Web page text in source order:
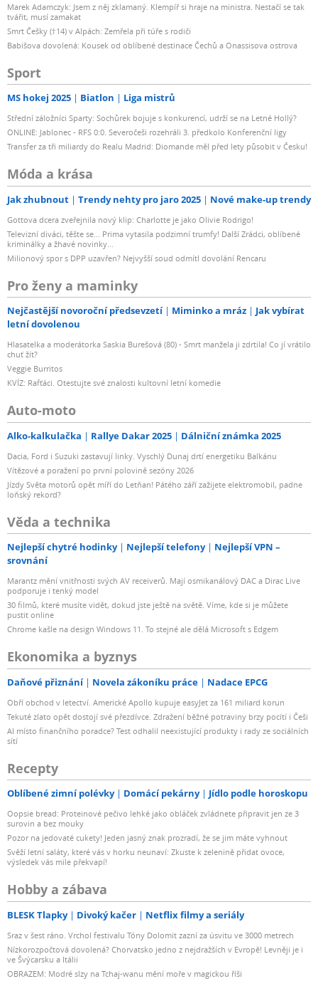
Marek Adamczyk: Jsem z něj zklamaný. Klempíř si hraje na ministra. Nestačí se tak
tvářit, musí zamakat
Smrt Češky (†14) v Alpách: Zemřela při túře s rodiči
Babišova dovolená: Kousek od oblíbené destinace Čechů a Onassisova ostrova
Sport
MS hokej 2025 Biatlon Liga mistrů
Střední záložníci Sparty: Sochůrek bojuje s konkurencí, udrží se na Letné Hollý?
ONLINE: Jablonec - RFS 0:0. Severočeši rozehráli 3. předkolo Konferenční ligy
Transfer za tři miliardy do Realu Madrid: Diomande měl před lety působit v Česku!
Móda a krása
Jak zhubnout Trendy nehty pro jaro 2025 Nové make-up trendy
Gottova dcera zveřejnila nový klip: Charlotte je jako Olivie Rodrigo!
Televizní diváci, těšte se... Prima vytasila podzimní trumfy! Další Zrádci, oblíbené
kriminálky a žhavé novinky...
Milionový spor s DPP uzavřen? Nejvyšší soud odmítl dovolání Rencaru
Pro ženy a maminky
Nejčastější novoroční předsevzetí Miminko a mráz
Jak vybírat
letní dovolenou
Hlasatelka a moderátorka Saskia Burešová (80) - Smrt manžela ji zdrtila! Co jí vrátilo
chuť žít?
Veggie Burritos
KVÍZ: Rafťáci. Otestujte své znalosti kultovní letní komedie
Auto-moto
Alko-kalkulačka Rallye Dakar 2025 Dálniční známka 2025
Dacia, Ford i Suzuki zastavují linky. Vyschlý Dunaj drtí energetiku Balkánu
Vítězové a poražení po první polovině sezóny 2026
Jízdy Světa motorů opět míří do Letňan! Pátého září zažijete elektromobil, padne
loňský rekord?
Věda a technika
Nejlepší chytré hodinky Nejlepší telefony
Nejlepší VPN –
srovnání
Marantz mění vnitřnosti svých AV receiverů. Mají osmikanálový DAC a Dirac Live
podporuje i tenký model
30 filmů, které musíte vidět, dokud jste ještě na světě. Víme, kde si je můžete
pustit online
Chrome kašle na design Windows 11. To stejné ale dělá Microsoft s Edgem
Ekonomika a byznys
Daňové přiznání Novela zákoníku práce Nadace EPCG
Obří obchod v letectví. Americké Apollo kupuje easyJet za 161 miliard korun
Tekuté zlato opět dostojí své přezdívce. Zdražení běžné potraviny brzy pocítí i Češi
AI místo finančního poradce? Test odhalil neexistující produkty i rady ze sociálních
sítí
Recepty
Oblíbené zimní polévky Domácí pekárny Jídlo podle horoskopu
Oopsie bread: Proteinové pečivo lehké jako obláček zvládnete připravit jen ze 3
surovin a bez mouky
Pozor na jedovaté cukety! Jeden jasný znak prozradí, že se jim máte vyhnout
Svěží letní saláty, které vás v horku neunaví: Zkuste k zelenině přidat ovoce,
výsledek vás mile překvapí!
Hobby a zábava
BLESK Tlapky Divoký kačer Netflix filmy a seriály
Sraz v šest ráno. Vrchol festivalu Tóny Dolomit zazní za úsvitu ve 3000 metrech
Nízkorozpočtová dovolená? Chorvatsko jedno z nejdražších v Evropě! Levněji je i
ve Švýcarsku a Itálii
OBRAZEM: Modré slzy na Tchaj-wanu mění moře v magickou říši